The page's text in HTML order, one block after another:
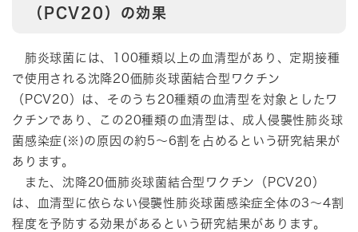
（PCV20）の効果
肺炎球菌には、100種類以上の血清型があり、定期接種
で使用される沈降20価肺炎球菌結合型ワクチン
（PCV20）は、そのうち20種類の血清型を対象としたワ
クチンであり、この20種類の血清型は、成人侵襲性肺炎球
菌感染症(※)の原因の約5～6割を占めるという研究結果が
あります。
また、沈降20価肺炎球菌結合型ワクチン（PCV20）
は、血清型に依らない侵襲性肺炎球菌感染症全体の3～4割
程度を予防する効果があるという研究結果があります。